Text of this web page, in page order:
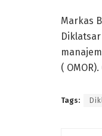
Markas
(
Tags: